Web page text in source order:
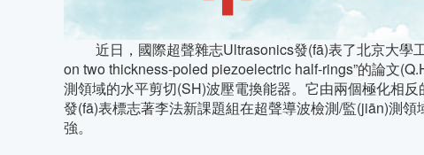
近日，國際超聲雜志Ultrasonics發(fā)表了北京大學工
on two thickness-poled piezoelectric half-rings”的論文
測領域的水平剪切(SH)波壓電換能器。它由兩個極化相
發(fā)表標志著李法新課題組在超聲導波檢測/監(jiān)測
強。